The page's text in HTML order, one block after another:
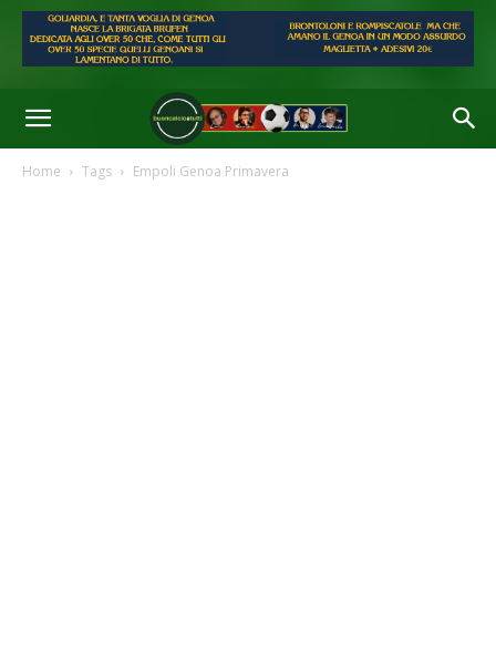
Home Tags Empoli Genoa Primavera